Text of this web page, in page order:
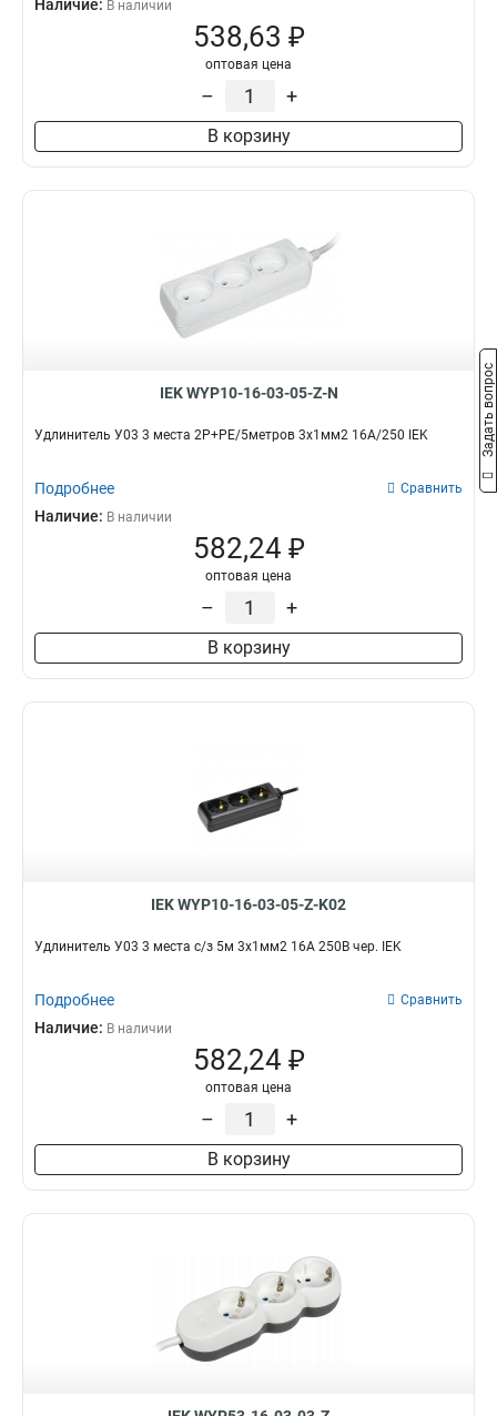
Наличие: В наличии
538,63 ₽
оптовая цена
– +
В корзину
IEK WYP10-16-03-05-Z-N
Удлинитель У03 3 места 2Р+PЕ/5метров 3х1мм2 16А/250 IEK
Подробнее Сравнить
Наличие: В наличии
582,24 ₽
оптовая цена
– +
В корзину
IEK WYP10-16-03-05-Z-K02
Удлинитель У03 3 места с/з 5м 3х1мм2 16А 250В чер. IEK
Подробнее Сравнить
Наличие: В наличии
582,24 ₽
оптовая цена
– +
В корзину
Задать вопрос